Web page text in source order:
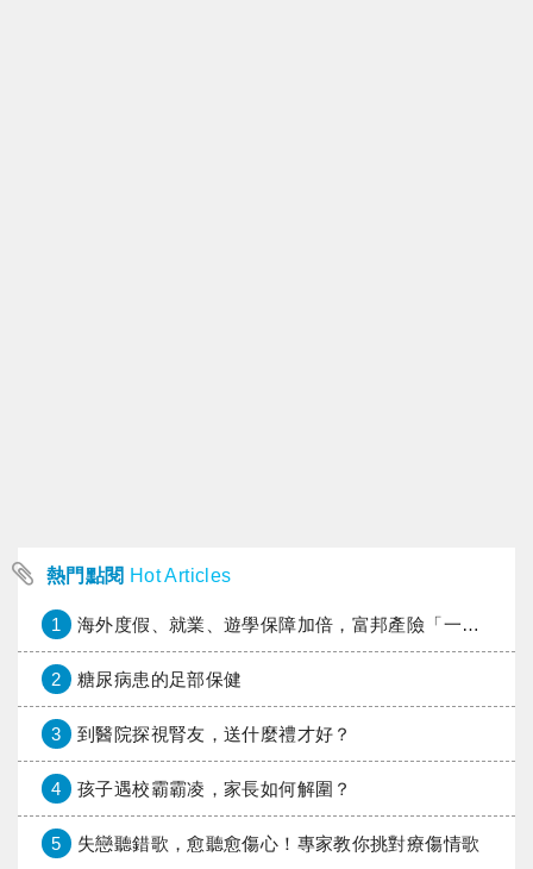
熱門點閱 Hot Articles
1 海外度假、就業、遊學保障加倍，富邦產險「一期逐夢」專案加碼遠距醫療與緊急救援
2 糖尿病患的足部保健
3 到醫院探視腎友，送什麼禮才好？
4 孩子遇校霸霸凌，家長如何解圍？
5 失戀聽錯歌，愈聽愈傷心！專家教你挑對療傷情歌